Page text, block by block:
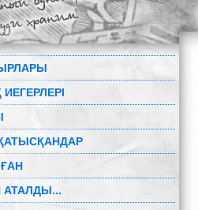
АТАЛДЫ...